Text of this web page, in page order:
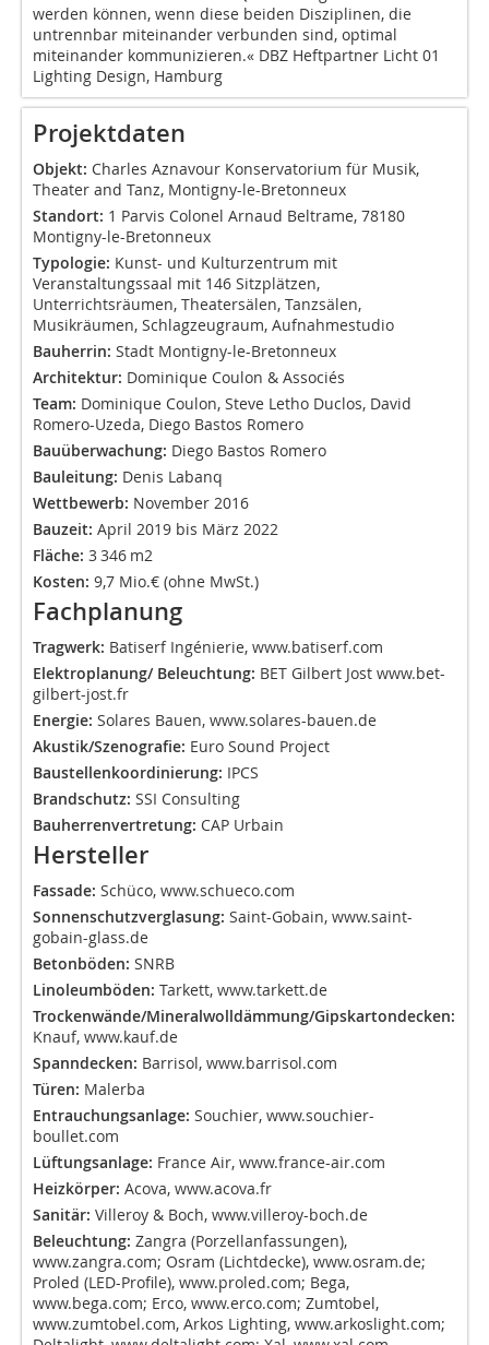
werden können, wenn diese beiden Disziplinen, die
untrennbar miteinander verbunden sind, optimal
miteinander kommunizieren.« DBZ Heftpartner Licht 01
Lighting Design, Hamburg
Projektdaten
Objekt: Charles Aznavour Konservatorium für Musik,
Theater and Tanz, Montigny-le-Bretonneux
Standort: 1 Parvis Colonel Arnaud Beltrame, 78180
Montigny-le-Bretonneux
Typologie: Kunst- und Kulturzentrum mit
Veranstaltungssaal mit 146 Sitzplätzen,
Unterrichtsräumen, Theatersälen, Tanzsälen,
Musikräumen, Schlagzeugraum, Aufnahmestudio
Bauherrin: Stadt Montigny-le-Bretonneux
Architektur: Dominique Coulon & Associés
Team: Dominique Coulon, Steve Letho Duclos, David
Romero-Uzeda, Diego Bastos Romero
Bauüberwachung: Diego Bastos Romero
Bauleitung: Denis Labanq
Wettbewerb: November 2016
Bauzeit: April 2019 bis März 2022
Fläche: 3 346 m2
Kosten: 9,7 Mio.€ (ohne MwSt.)
Fachplanung
Tragwerk: Batiserf Ingénierie, www.batiserf.com
Elektroplanung/ Beleuchtung: BET Gilbert Jost www.bet-
gilbert-jost.fr
Energie: Solares Bauen, www.solares-bauen.de
Akustik/Szenografie: Euro Sound Project
Baustellenkoordinierung: IPCS
Brandschutz: SSI Consulting
Bauherrenvertretung: CAP Urbain
Hersteller
Fassade: Schüco, www.schueco.com
Sonnenschutzverglasung: Saint-Gobain, www.saint-
gobain-glass.de
Betonböden: SNRB
Linoleumböden: Tarkett, www.tarkett.de
Trockenwände/Mineralwolldämmung/Gipskartondecken:
Knauf, www.kauf.de
Spanndecken: Barrisol, www.barrisol.com
Türen: Malerba
Entrauchungsanlage: Souchier, www.souchier-
boullet.com
Lüftungsanlage: France Air, www.france-air.com
Heizkörper: Acova, www.acova.fr
Sanitär: Villeroy & Boch, www.villeroy-boch.de
Beleuchtung: Zangra (Porzellanfassungen),
www.zangra.com; Osram (Lichtdecke), www.osram.de;
Proled (LED-Profile), www.proled.com; Bega,
www.bega.com; Erco, www.erco.com; Zumtobel,
www.zumtobel.com, Arkos Lighting, www.arkoslight.com;